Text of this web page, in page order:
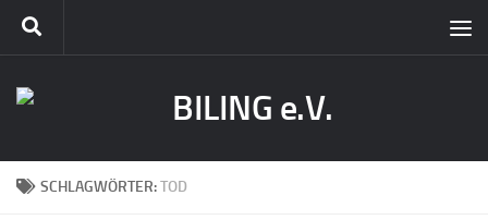
SCHLAGWÖRTER:TOD